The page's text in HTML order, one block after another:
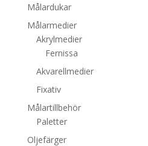
Målardukar
Målarmedier
Akrylmedier
Fernissa
Akvarellmedier
Fixativ
Målartillbehör
Paletter
Oljefärger